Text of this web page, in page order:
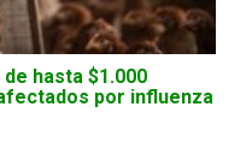
hasta $1.000
por influenza